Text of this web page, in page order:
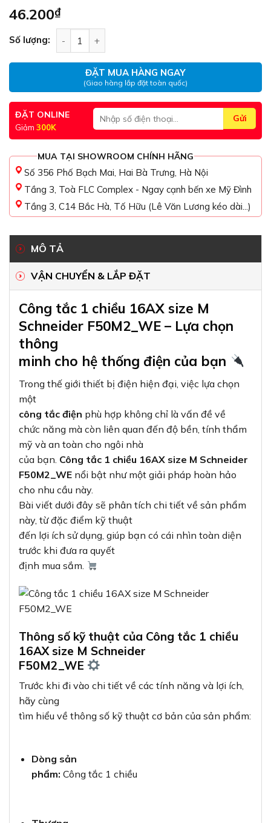
46.200₫
Số lượng:
ĐẶT MUA HÀNG NGAY
(Giao hàng lắp đặt toàn quốc)
ĐẶT ONLINE
Giảm 300K
MUA TẠI SHOWROOM CHÍNH HÃNG
Số 356 Phố Bạch Mai, Hai Bà Trưng, Hà Nội
Tầng 3, Toà FLC Complex - Ngay cạnh bến xe Mỹ Đình
Tầng 3, C14 Bắc Hà, Tố Hữu (Lê Văn Lương kéo dài...)
MÔ TẢ
VẬN CHUYỂN & LẮP ĐẶT
Công tắc 1 chiều 16AX size M
Schneider F50M2_WE – Lựa chọn
thông
minh cho hệ thống điện của bạn
Trong thế giới thiết bị điện hiện đại, việc lựa chọn
một
công tắc điện phù hợp không chỉ là vấn đề về
chức năng mà còn liên quan đến độ bền, tính thẩm
mỹ và an toàn cho ngôi nhà
của bạn. Công tắc 1 chiều 16AX size M Schneider
F50M2_WE nổi bật như một giải pháp hoàn hảo
cho nhu cầu này.
Bài viết dưới đây sẽ phân tích chi tiết về sản phẩm
này, từ đặc điểm kỹ thuật
đến lợi ích sử dụng, giúp bạn có cái nhìn toàn diện
trước khi đưa ra quyết
định mua sắm.
Thông số kỹ thuật của Công tắc 1 chiều
16AX size M Schneider
F50M2_WE
Trước khi đi vào chi tiết về các tính năng và lợi ích,
hãy cùng
tìm hiểu về thông số kỹ thuật cơ bản của sản phẩm:
Dòng sản
phẩm: Công tắc 1 chiều